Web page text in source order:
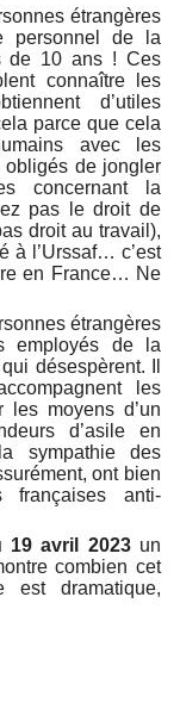
étrangères
personnel de la
de 10 ans ! Ces
connaître les
d’utiles
parce que cela
avec les
obligés de jongler
concernant la
pas le droit de
droit au travail),
à l’Urssaf… c’est
en France… Ne
étrangères
employés de la
désespèrent. Il
les
les moyens d’un
d’asile en
sympathie des
ont bien
françaises anti-
19 avril 2023un
combien cet
est dramatique,